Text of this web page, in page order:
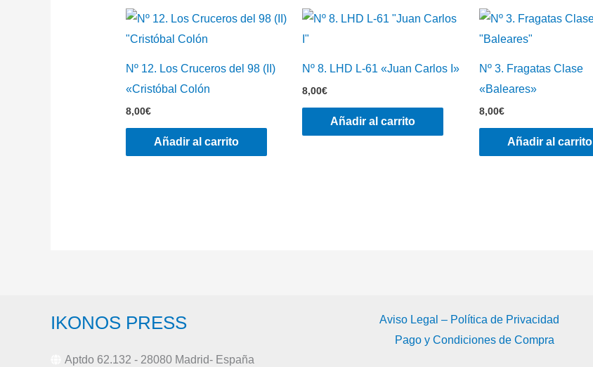
Nº 12. Los Cruceros del 98 (II)
«Cristóbal Colón
8,00€
Añadir al carrito
Nº 8. LHD L-61 «Juan Carlos I»
8,00€
Añadir al carrito
Nº 3. Fragatas Clase
«Baleares»
8,00€
Añadir al carrito
IKONOS PRESS
Aptdo 62.132 - 28080 Madrid- España
Aviso Legal – Política de Privacidad
Pago y Condiciones de Compra